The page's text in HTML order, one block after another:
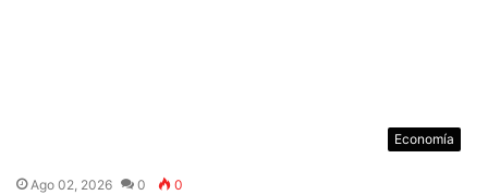
Economía
Ago 02, 2026 0 0